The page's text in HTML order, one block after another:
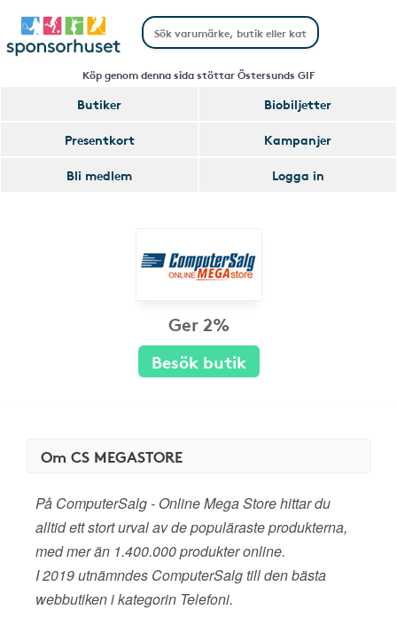
Köp genom denna sida stöttar Östersunds GIF
Butiker
Biobiljetter
Presentkort
Kampanjer
Bli medlem
Logga in
Ger 2%
Besök butik
Om CS MEGASTORE
På ComputerSalg - Online Mega Store hittar du
alltid ett stort urval av de populäraste produkterna,
med mer än 1.400.000 produkter online.
I 2019 utnämndes ComputerSalg till den bästa
webbutiken i kategorin Telefoni.